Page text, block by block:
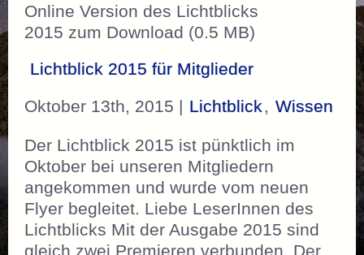
Online Version des Lichtblicks
2015 zum Download (0.5 MB)
Lichtblick 2015 für Mitglieder
Oktober 13th, 2015 | Lichtblick, Wissen
Der Lichtblick 2015 ist pünktlich im
Oktober bei unseren Mitgliedern
angekommen und wurde vom neuen
Flyer begleitet. Liebe LeserInnen des
Lichtblicks Mit der Ausgabe 2015 sind
gleich zwei Premieren verbunden. Der